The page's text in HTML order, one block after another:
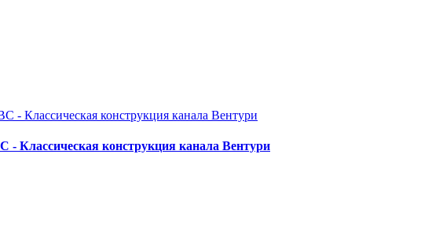
- Классическая конструкция канала Вентури